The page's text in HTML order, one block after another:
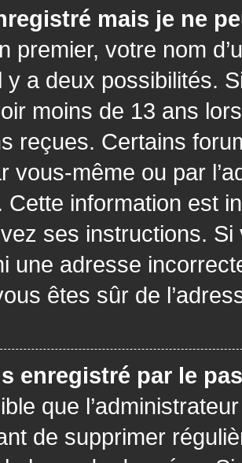
mais je ne
premier, votre nom
y a deux possibilités.
moins de 13 ans
reçues. Certains
vous-même ou par
Cette information est
ses instructions. Si
une adresse
êtes sûr de
enregistré par le
que
de supprimer